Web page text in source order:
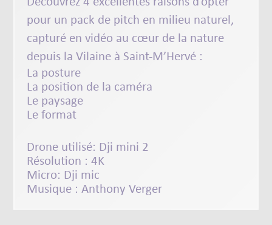
pour un pack de pitch en milieu naturel,
capturé en vidéo au cœur de la nature
depuis la Vilaine à Saint-M’Hervé :
La posture
La position de la caméra
Le paysage
Le format
Drone utilisé: Dji mini 2
Résolution : 4K
Micro: Dji mic
Musique :Anthony Verger